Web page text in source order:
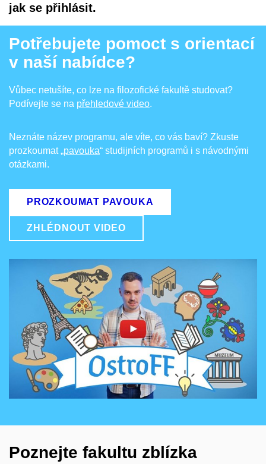
jak se přihlásit.
Potřebujete pomoct s orientací
v naší nabídce?
Vůbec netušíte, co lze na filozofické fakultě studovat?
Podívejte se na přehledové video.
Neznáte název programu, ale víte, co vás baví? Zkuste
prozkoumat„pavouka“ studijních programů i s návodnými
otázkami.
PROZKOUMAT PAVOUKA
ZHLÉDNOUT VIDEO
Povolit cookies a přehrát
Otevřít na youtube.com
Poznejte fakultu zblízka